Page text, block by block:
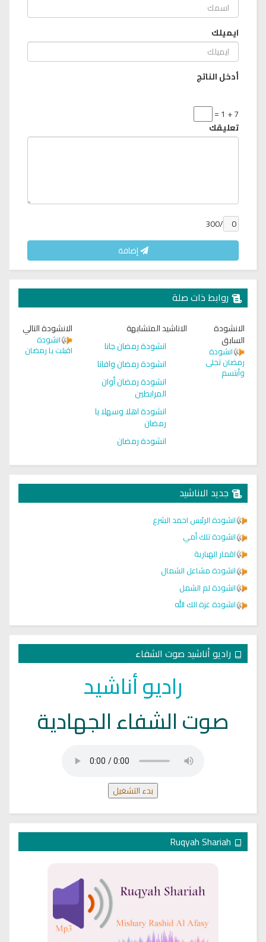
ايميلك
أدخل الناتج
7 + 1 =
تعليقك
/300
إضافة
روابط ذات صلة
الانشودة
السابق
انشودة
رمضان تجلى
وأبتسم
الاناشيد المتشابهة
انشودة رمضان جانا
انشودة رمضان وافانا
انشودة رمضان أوان
المرابطين
انشودة اهلا وسهلا يا
رمضان
انشودة رمضان
الانشودة التالي
انشودة
اقبلت يا رمضان
جديد الاناشيد
انشودة الرئيس احمد الشرع
انشودة تلك أمي
اقمار الهبارية
انشودة مشاعل الشمال
انشودة لم الشمل
انشودة غزة الك الله
راديو أناشيد صوت الشفاء
راديو أناشيد
صوت الشفاء الجهادية
بدء التشغيل